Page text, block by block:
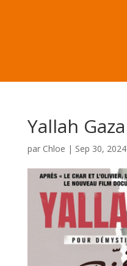
Yallah Gaza
par Chloe | Sep 30, 2024